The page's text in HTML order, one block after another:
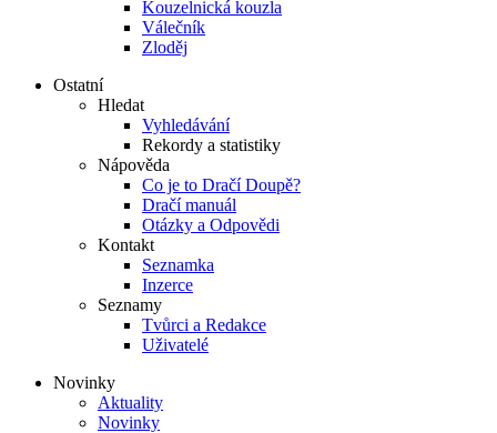
Kouzelnická kouzla
Válečník
Zloděj
Ostatní
Hledat
Vyhledávání
Rekordy a statistiky
Nápověda
Co je to Dračí Doupě?
Dračí manuál
Otázky a Odpovědi
Kontakt
Seznamka
Inzerce
Seznamy
Tvůrci a Redakce
Uživatelé
Novinky
Aktuality
Novinky